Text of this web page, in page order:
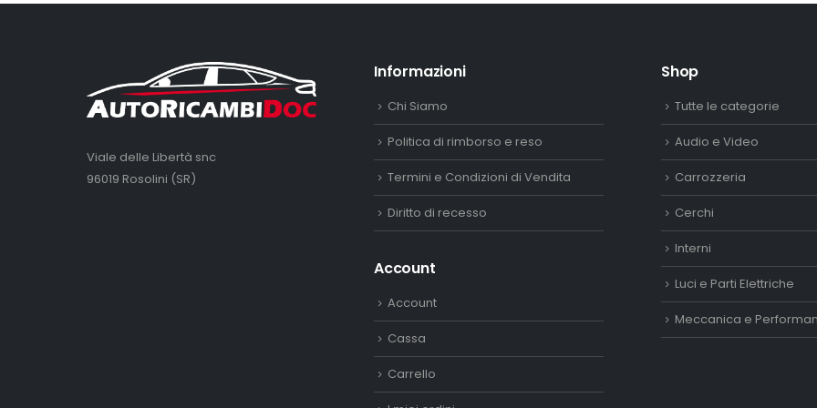
Viale delle Libertà snc
96019 Rosolini (SR)
Informazioni
Chi Siamo
Politica di rimborso e reso
Termini e Condizioni di Vendita
Diritto di recesso
Account
Account
Cassa
Carrello
Shop
Tutte le categorie
Audio e Video
Carrozzeria
Cerchi
Interni
Luci e Parti Elettriche
Meccanica e